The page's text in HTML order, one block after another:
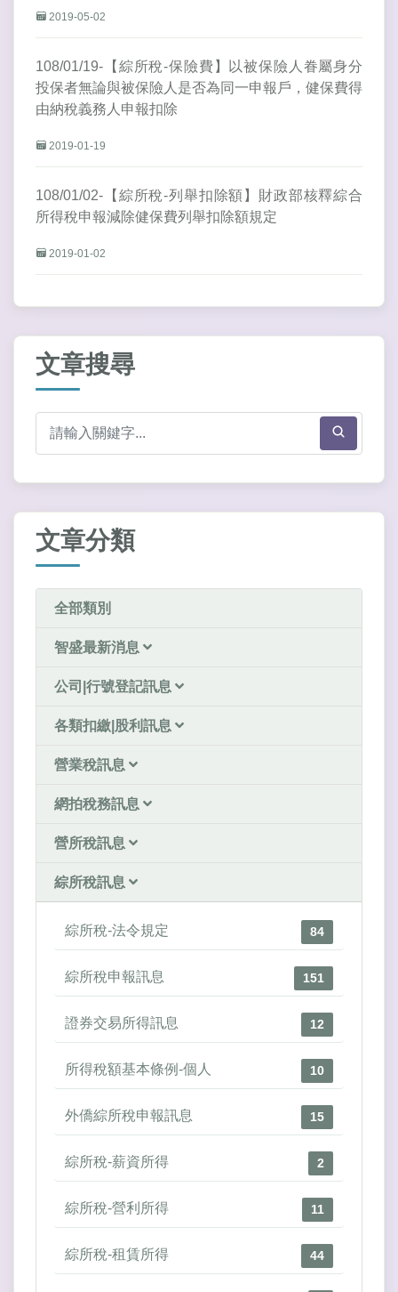
2019-05-02
108/01/19-【綜所稅-保險費】以被保險人眷屬身分
投保者無論與被保險人是否為同一申報戶，健保費得
由納稅義務人申報扣除
2019-01-19
108/01/02-【綜所稅-列舉扣除額】財政部核釋綜合
所得稅申報減除健保費列舉扣除額規定
2019-01-02
文章搜尋
文章分類
全部類別
智盛最新消息
公司|行號登記訊息
各類扣繳|股利訊息
營業稅訊息
網拍稅務訊息
營所稅訊息
綜所稅訊息
綜所稅-法令規定 84
綜所稅申報訊息 151
證券交易所得訊息 12
所得稅額基本條例-個人 10
外僑綜所稅申報訊息 15
綜所稅-薪資所得 2
綜所稅-營利所得 11
綜所稅-租賃所得 44